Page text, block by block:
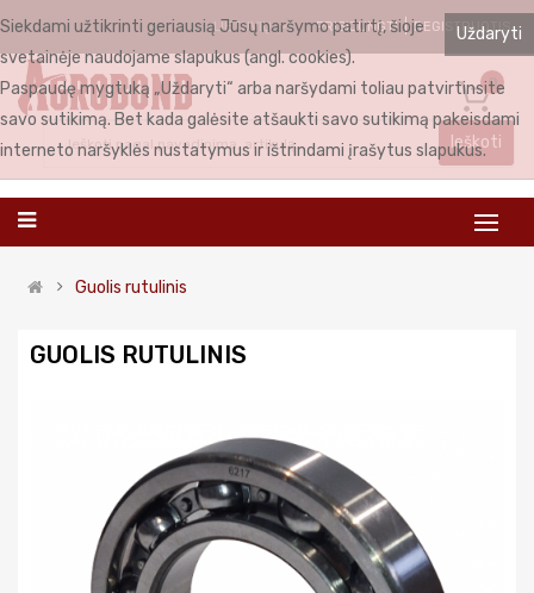
LIETUVIŲ PRISIJUNGTI REGISTRUOTIS
0
Ieškoti
Guolis rutulinis
GUOLIS RUTULINIS
Uždaryti
Siekdami užtikrinti geriausią Jūsų naršymo patirtį, šioje
svetainėje naudojame slapukus (angl. cookies).
Paspaudę mygtuką „Uždaryti“ arba naršydami toliau patvirtinsite
savo sutikimą. Bet kada galėsite atšaukti savo sutikimą pakeisdami
interneto naršyklės nustatymus ir ištrindami įrašytus slapukus.